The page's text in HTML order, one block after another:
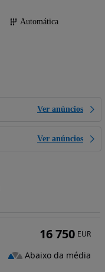
Automática
Ver anúncios
Ver anúncios
16 750 EUR
Abaixo da média